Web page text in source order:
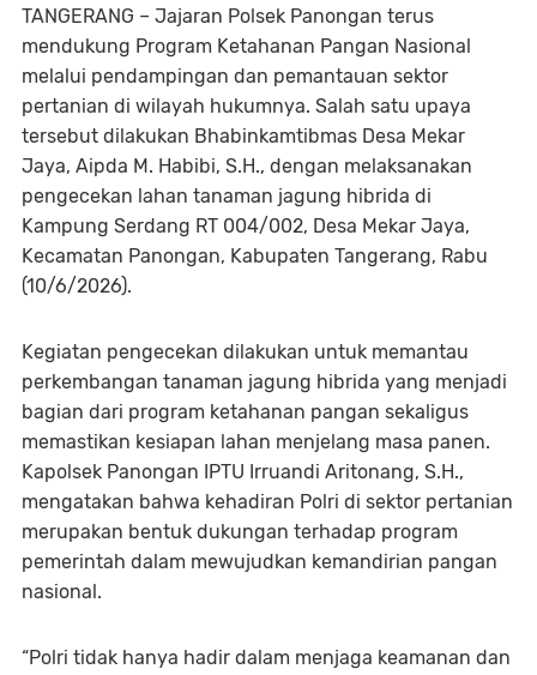
TANGERANG – Jajaran Polsek Panongan terus
mendukung Program Ketahanan Pangan Nasional
melalui pendampingan dan pemantauan sektor
pertanian di wilayah hukumnya. Salah satu upaya
tersebut dilakukan Bhabinkamtibmas Desa Mekar
Jaya, Aipda M. Habibi, S.H., dengan melaksanakan
pengecekan lahan tanaman jagung hibrida di
Kampung Serdang RT 004/002, Desa Mekar Jaya,
Kecamatan Panongan, Kabupaten Tangerang, Rabu
(10/6/2026).
Kegiatan pengecekan dilakukan untuk memantau
perkembangan tanaman jagung hibrida yang menjadi
bagian dari program ketahanan pangan sekaligus
memastikan kesiapan lahan menjelang masa panen.
Kapolsek Panongan IPTU Irruandi Aritonang, S.H.,
mengatakan bahwa kehadiran Polri di sektor pertanian
merupakan bentuk dukungan terhadap program
pemerintah dalam mewujudkan kemandirian pangan
nasional.
“Polri tidak hanya hadir dalam menjaga keamanan dan